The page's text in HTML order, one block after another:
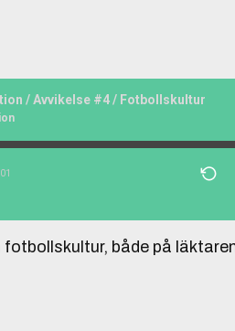
/ Avvikelse #4 / Fotbollskultur
fotbollskultur, både på